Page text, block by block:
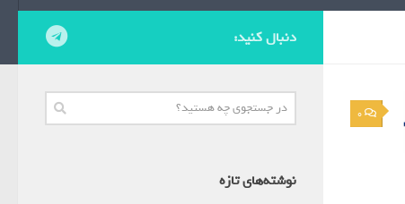
0
دنبال کنید:
نوشته‌های تازه